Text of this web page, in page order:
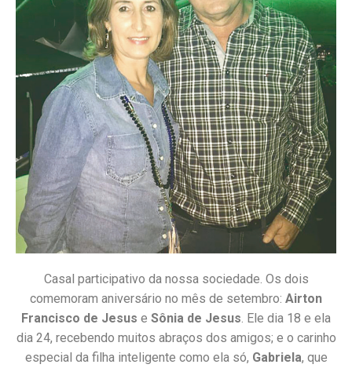
Casal participativo da nossa sociedade. Os dois
comemoram aniversário no mês de setembro: Airton
Francisco de Jesus e Sônia de Jesus . Ele dia 18 e ela
dia 24, recebendo muitos abraços dos amigos; e o carinho
especial da filha inteligente como ela só, Gabriela, que